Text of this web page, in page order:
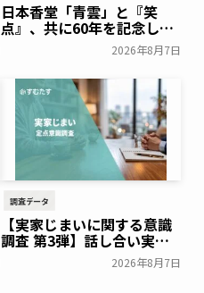
日本香堂「青雲」と『笑
点』、共に60年を記念した
初コラボ！オリジナルグッ
ズのプレゼントキャンペー
ンを実施～日本香堂～
一般公開
2026年8月7日
調査データ
【実家じまいに関する意識
調査 第3弾】話し合い実施
率は29.5％で前回から低
下。「大相続時代」でも家
2026年8月7日